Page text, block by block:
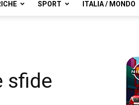
Voce
SPORT ITALIA / MONDO
sfide